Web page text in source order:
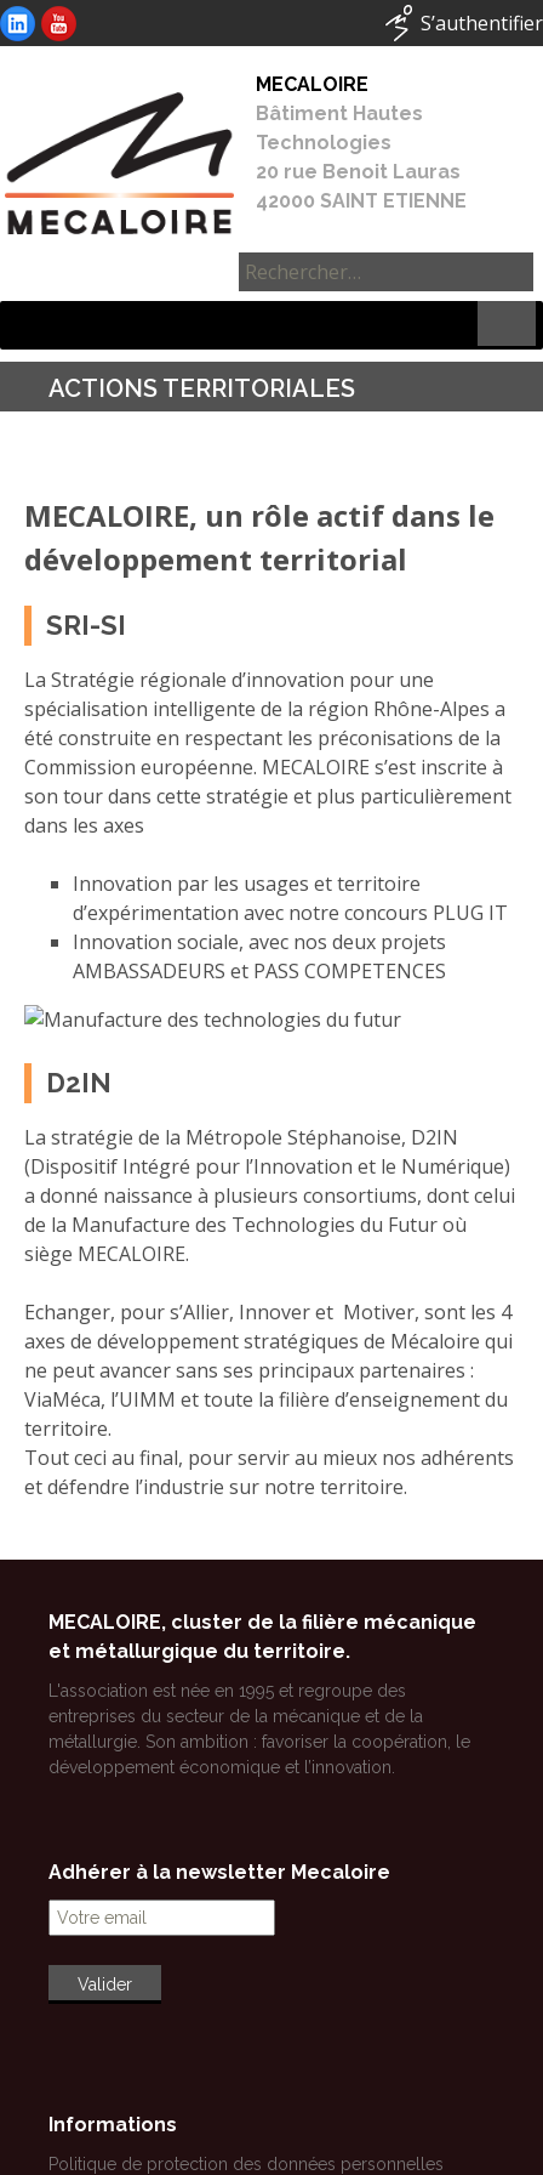
S’authentifier
MECALOIRE
Bâtiment Hautes
Technologies
20 rue Benoit Lauras
42000 SAINT ETIENNE
Rechercher :
ACTIONS TERRITORIALES
MECALOIRE, un rôle actif dans le
développement territorial
SRI-SI
La Stratégie régionale d’innovation pour une
spécialisation intelligente de la région Rhône-Alpes a
été construite en respectant les préconisations de la
Commission européenne. MECALOIRE s’est inscrite à
son tour dans cette stratégie et plus particulièrement
dans les axes
Innovation par les usages et territoire
d’expérimentation avec notre concours PLUG IT
Innovation sociale, avec nos deux projets
AMBASSADEURS et PASS COMPETENCES
D2IN
La stratégie de la Métropole Stéphanoise, D2IN
(Dispositif Intégré pour l’Innovation et le Numérique)
a donné naissance à plusieurs consortiums, dont celui
de la Manufacture des Technologies du Futur où
siège MECALOIRE.
Echanger, pour s’Allier, Innover et Motiver, sont les 4
axes de développement stratégiques de Mécaloire qui
ne peut avancer sans ses principaux partenaires :
ViaMéca, l’UIMM et toute la filière d’enseignement du
territoire.
Tout ceci au final, pour servir au mieux nos adhérents
et défendre l’industrie sur notre territoire.
MECALOIRE, cluster de la filière mécanique
et métallurgique du territoire.
L'association est née en 1995 et regroupe des
entreprises du secteur de la mécanique et de la
métallurgie. Son ambition : favoriser la coopération, le
développement économique et l’innovation.
Adhérer à la newsletter Mecaloire
Informations
Politique de protection des données personnelles